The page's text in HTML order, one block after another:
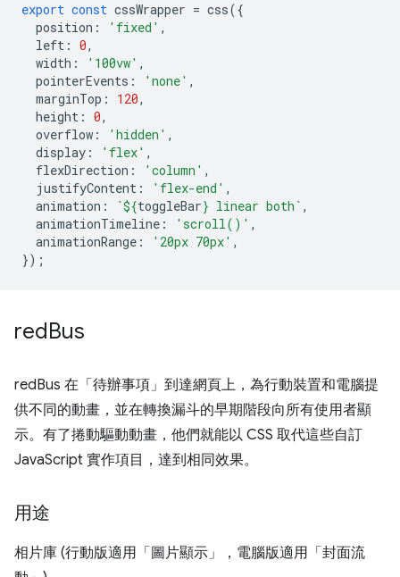
export const cssWrapper = css({
position : 'fixed' ,
left : 0,
width : '100vw' ,
pointerEvents : 'none' ,
marginTop : 120,
height : 0,
overflow : 'hidden' ,
display : 'flex' ,
flexDirection : 'column' ,
justifyContent : 'flex-end' ,
animation : `${toggleBar} linear both` ,
animationTimeline : 'scroll()' ,
animationRange : '20px 70px' ,
});
redBus
redBus 在「待辦事項」 到達網頁上，為行動裝置和電腦提
供不同的動畫，並在轉換漏斗的早期階段向所有使用者顯
示。有了捲動驅動動畫，他們就能以 CSS 取代這些自訂
JavaScript 實作項目，達到相同效果。
用途
相片庫 (行動版適用「圖片顯示」
，電腦版適用「封面流